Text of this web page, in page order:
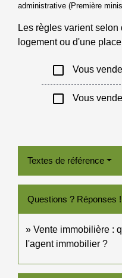
administrative (Première
Les règles varient
logement ou d'une
check_box_outline_blank Vous
check_box_outline_blank Vous
Textes de référence
Questions ? Réponses !
Vente immobilière :
l'agent immobilier ?